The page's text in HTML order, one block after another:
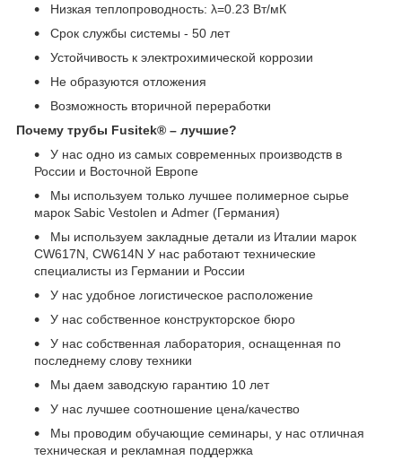
Низкая теплопроводность: λ=0.23 Вт/мК
Срок службы системы - 50 лет
Устойчивость к электрохимической коррозии
Не образуются отложения
Возможность вторичной переработки
Почему трубы Fusitek® – лучшие?
У нас одно из самых современных производств в
России и Восточной Европе
Мы используем только лучшее полимерное сырье
марок Sabic Vestolen и Admer (Германия)
Мы используем закладные детали из Италии марок
CW617N, CW614N У нас работают технические
специалисты из Германии и России
У нас удобное логистическое расположение
У нас собственное конструкторское бюро
У нас собственная лаборатория, оснащенная по
последнему слову техники
Мы даем заводскую гарантию 10 лет
У нас лучшее соотношение цена/качество
Мы проводим обучающие семинары, у нас отличная
техническая и рекламная поддержка